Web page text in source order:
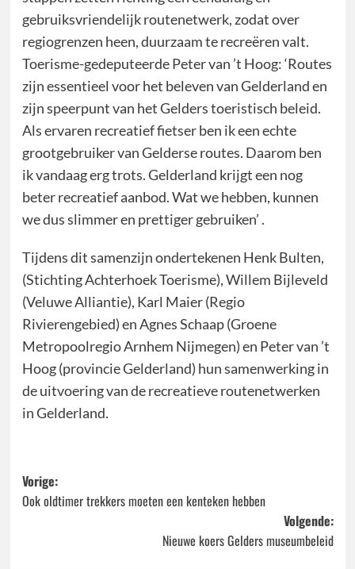
gebruiksvriendelijk routenetwerk, zodat over
regiogrenzen heen, duurzaam te recreëren valt.
Toerisme-gedeputeerde Peter van ’t Hoog: ‘Routes
zijn essentieel voor het beleven van Gelderland en
zijn speerpunt van het Gelders toeristisch beleid.
Als ervaren recreatief fietser ben ik een echte
grootgebruiker van Gelderse routes. Daarom ben
ik vandaag erg trots. Gelderland krijgt een nog
beter recreatief aanbod. Wat we hebben, kunnen
we dus slimmer en prettiger gebruiken’ .
Tijdens dit samenzijn ondertekenen Henk Bulten,
(Stichting Achterhoek Toerisme), Willem Bijleveld
(Veluwe Alliantie), Karl Maier (Regio
Rivierengebied) en Agnes Schaap (Groene
Metropoolregio Arnhem Nijmegen) en Peter van ’t
Hoog (provincie Gelderland) hun samenwerking in
de uitvoering van de recreatieve routenetwerken
in Gelderland.
Bericht
navigatie
Vorige:
Ook oldtimer trekkers moeten een kenteken hebben
Volgende:
Nieuwe koers Gelders museumbeleid